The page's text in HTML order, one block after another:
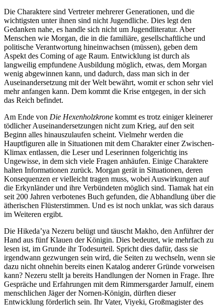
Die Charaktere sind Vertreter mehrerer Generationen, und die
wichtigsten unter ihnen sind nicht Jugendliche. Dies legt den
Gedanken nahe, es handle sich nicht um Jugendliteratur. Aber
Menschen wie Morgan, die in die familiäre, gesellschaftliche und
politische Verantwortung hineinwachsen (müssen), geben dem
Aspekt des Coming of age Raum. Entwicklung ist durch als
langweilig empfundene Ausbildung möglich, etwas, dem Morgan
wenig abgewinnen kann, und dadurch, dass man sich in der
Auseinandersetzung mit der Welt bewährt, womit er schon sehr viel
mehr anfangen kann. Dem kommt die Krise entgegen, in der sich
das Reich befindet.
Am Ende von Die Hexenholzkrone kommt es trotz einiger kleinerer
tödlicher Auseinandersetzungen nicht zum Krieg, auf den seit
Beginn alles hinauszulaufen scheint. Vielmehr werden die
Hauptfiguren alle in Situationen mit dem Charakter einer Zwischen-
Klimax entlassen, die Leser und Leserinnen folgerichtig ins
Ungewisse, in dem sich viele Fragen anhäufen. Einige Charaktere
halten Informationen zurück. Morgan gerät in Situationen, deren
Konsequenzen er vielleicht tragen muss, wobei Auswirkungen auf
die Erkynländer und ihre Verbündeten möglich sind. Tiamak hat ein
seit 200 Jahren verbotenes Buch gefunden, die Abhandlung über die
ätherischen Flüsterstimmen. Und es ist noch unklar, was sich daraus
im Weiteren ergibt.
Die Hikeda’ya Nezeru belügt und täuscht Makho, den Anführer der
Hand aus fünf Klauen der Königin. Dies bedeutet, wie mehrfach zu
lesen ist, im Grunde ihr Todesurteil. Spricht dies dafür, dass sie
irgendwann gezwungen sein wird, die Seiten zu wechseln, wenn sie
dazu nicht ohnehin bereits einen Katalog anderer Gründe vorweisen
kann? Nezeru stellt ja bereits Handlungen der Nornen in Frage. Ihre
Gespräche und Erfahrungen mit dem Rimmersgarder Jarnulf, einem
menschlichen Jäger der Nornen-Königin, dürften dieser
Entwicklung förderlich sein. Ihr Vater, Viyeki, Großmagister des